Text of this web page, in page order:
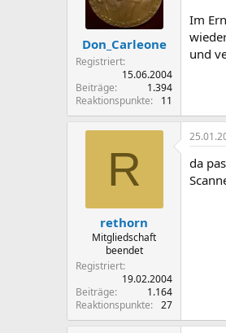
Don_Carleone
Registriert
15.06.2004
Beiträge
1.394
Reaktionspunkte
11
Im
und
R
rethorn
Mitgliedschaft
beendet
Registriert
19.02.2004
Beiträge
1.164
Reaktionspunkte
27
da